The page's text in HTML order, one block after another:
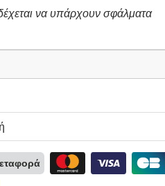
να υπάρχουν σφάλματα